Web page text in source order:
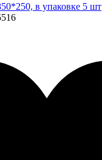
в упаковке 5 шт